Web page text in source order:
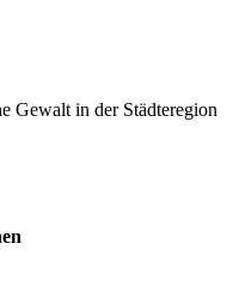
Gewalt in der Städteregion